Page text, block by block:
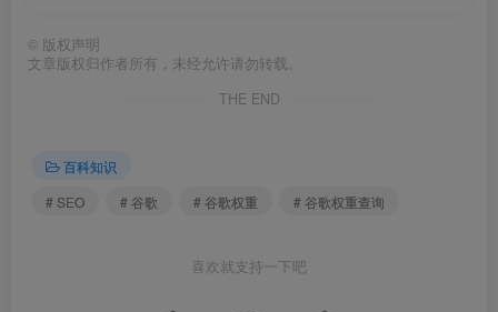
© 版权声明
文章版权归作者所有，未经允许请勿转载。
THE END
百科知识
# SEO
# 谷歌 # 谷歌权重 # 谷歌权重查询
喜欢就支持一下吧